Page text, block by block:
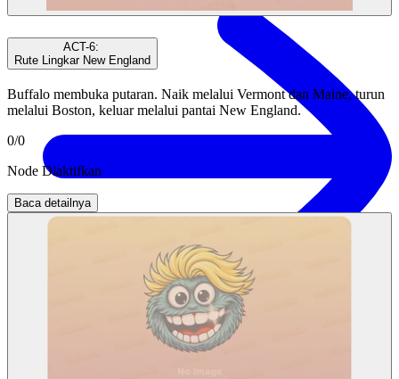
ACT-6:
Rute Lingkar New England
Buffalo membuka putaran. Naik melalui Vermont dan Maine, turun
melalui Boston, keluar melalui pantai New England.
0/0
Node Diaktifkan
Baca detailnya